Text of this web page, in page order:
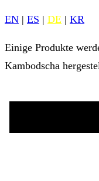
EN | ES | DE | KR
Einige Produkte
Kambodscha